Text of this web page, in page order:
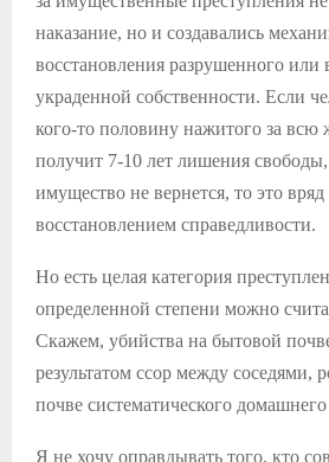
наказание, но и создавались
восстановления разрушенного или
украденной собственности. Если
кого-то половину нажитого за всю
получит 7-10 лет лишения
имущество не вернется, то это
восстановлением справедливости.
Но есть целая категория
определенной степени можно
Скажем, убийства на бытовой
результатом ссор между соседями,
почве систематического
Я не хочу оправдывать того, кто